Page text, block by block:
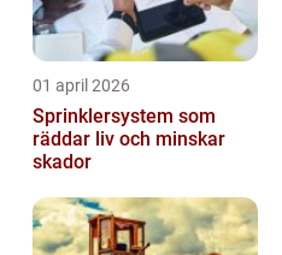
01 april 2026
Sprinklersystem som
räddar liv och minskar
skador